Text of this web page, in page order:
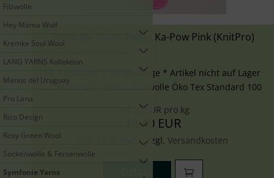
Filzwolle
Hey Mama Wolf
Kremke Soul Wool
LANG YARNS Kollektion
Manos del Uruguay
Pro Lana
Rico Design
Rosy Green Wool
Sockenwolle & Fersenwolle
Symfonie Yarns
Symfonie Yarns Bella - Ka-Pow Pink (KnitPro)
5-14 Werktage * Artikel nicht auf Lager
Material
100% Schurwolle Öko Tex Standard 100
184,00 EUR pro kg
18,40 EUR
inkl. 19 % MwSt. zzgl. Versandkosten